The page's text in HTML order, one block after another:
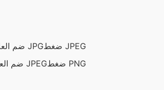
ضم العلامة المائية إلى JPG
ضغط JPEG
ضم العلامة المائية إلى JPEG
ضغط PNG